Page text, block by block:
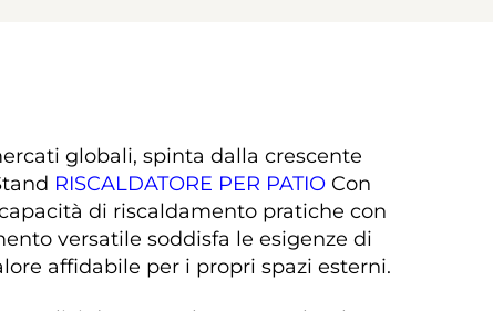
globali, spinta dalla crescente
RISCALDATORE PER PATIO Con
di riscaldamento pratiche con
versatile soddisfa le esigenze di
affidabile per i propri spazi esterni.